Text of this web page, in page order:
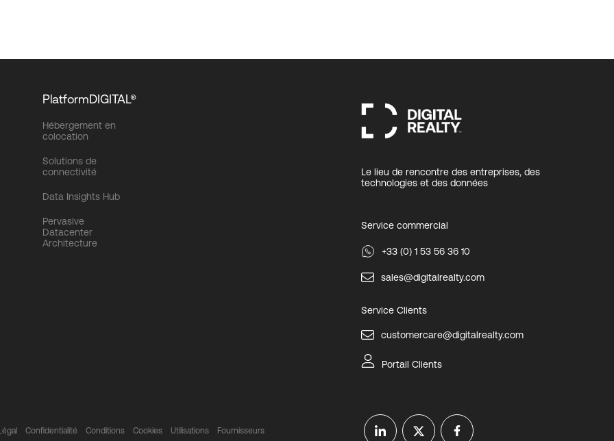
PlatformDIGITAL®
Hébergement en
colocation
Solutions de
connectivité
Data Insights Hub
Pervasive
Datacenter
Architecture
Le lieu de rencontre des entreprises, des
technologies et des données
Service commercial
+33 (0) 1 53 56 36 10
sales@digitalrealty.com
Service Clients
customercare@digitalrealty.com
Portail Clients
Confidentialité Conditions Cookies Utilisations Fournisseurs